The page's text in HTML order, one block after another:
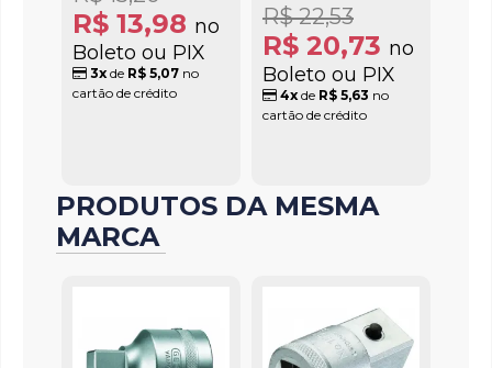
R$ 13,98 no
Boleto ou PIX
3x de R$ 5,07 no
cartão de crédito
R$ 20,73 no
Boleto ou PIX
R$ 22,53
4xde R$ 5,63 no
cartão de crédito
PRODUTOS DA MESMA
MARCA